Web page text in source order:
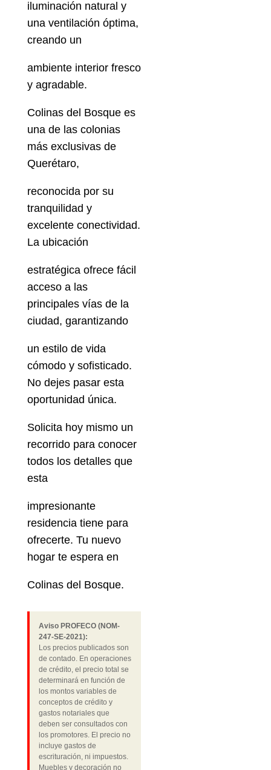
iluminación natural y
una ventilación óptima,
creando un
ambiente interior fresco
y agradable.
Colinas del Bosque es
una de las colonias
más exclusivas de
Querétaro,
reconocida por su
tranquilidad y
excelente conectividad.
La ubicación
estratégica ofrece fácil
acceso a las
principales vías de la
ciudad, garantizando
un estilo de vida
cómodo y sofisticado.
No dejes pasar esta
oportunidad única.
Solicita hoy mismo un
recorrido para conocer
todos los detalles que
esta
impresionante
residencia tiene para
ofrecerte. Tu nuevo
hogar te espera en
Colinas del Bosque.
Aviso PROFECO (NOM-
247-SE-2021):
Los precios publicados son
de contado. En operaciones
de crédito, el precio total se
determinará en función de
los montos variables de
conceptos de crédito y
gastos notariales que
deben ser consultados con
los promotores. El precio no
incluye gastos de
escrituración, ni impuestos.
Muebles y decoración no